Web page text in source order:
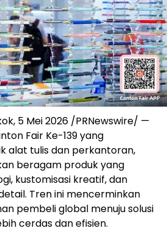
5 Mei 2026 /PRNewswire/ —
Fair Ke-139 yang
alat tulis dan perkantoran,
beragam produk yang
kustomisasi kreatif, dan
Tren ini mencerminkan
pembeli global menuju solusi
cerdas dan efisien.